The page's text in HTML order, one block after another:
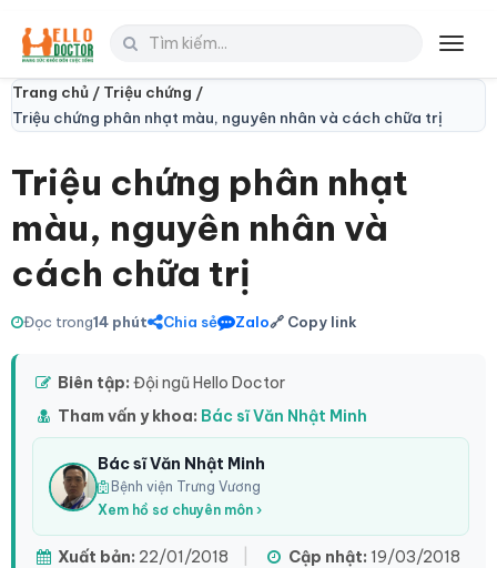
Trang chủ / Triệu chứng /
Triệu chứng phân nhạt màu, nguyên nhân và cách chữa trị
Triệu chứng phân nhạt
màu, nguyên nhân và
cách chữa trị
Đọc trong14 phút Chia sẻ Zalo🔗 Copy link
Biên tập: Đội ngũ Hello Doctor
Tham vấn y khoa: Bác sĩ Văn Nhật Minh
Bác sĩ Văn Nhật Minh
Bệnh viện Trưng Vương
Xem hồ sơ chuyên môn ›
Xuất bản: 22/01/2018 Cập nhật: 19/03/2018